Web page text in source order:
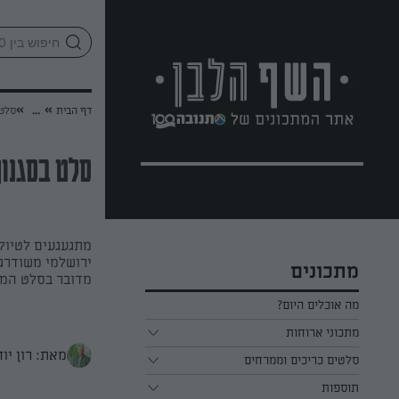
מתכונים
מה אוכלים היום?
מתכוני ארוחות
ארוחת בוקר
ארוחת צהריים
סלטים כריכים וממרחים
כל הסלטים כריכים וממרחים
תוספות
דף הבית »
...
»
סלט
מתגעגעים
ירושלמי
מדובר בסלט
מאת: רון